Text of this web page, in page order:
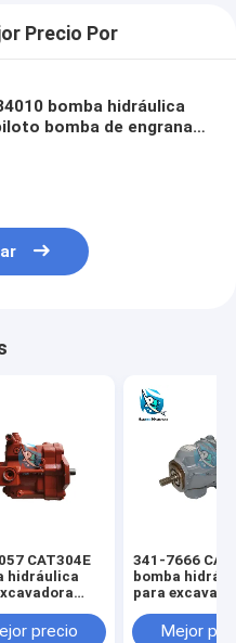
Precio Por
bomba hidráulica
bomba de engranaje
CAT304E
hidráulica
precio
341-7666
bomba
para
Mejor